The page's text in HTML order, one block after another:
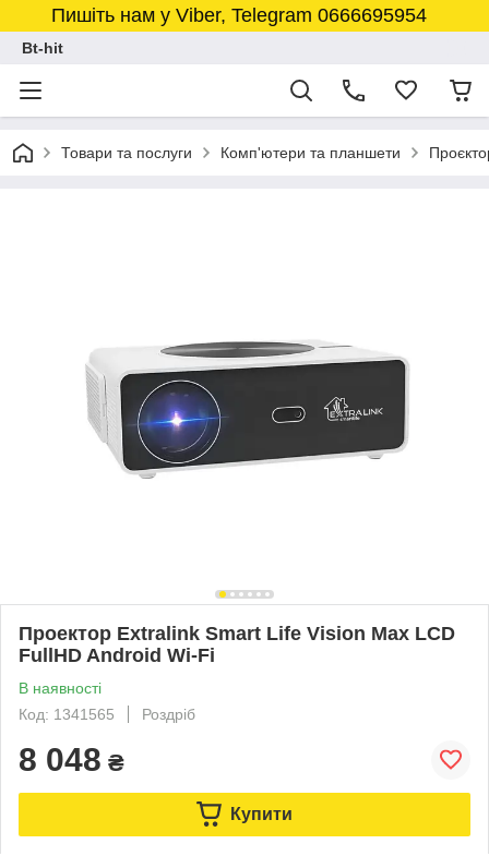
Пишіть нам у Viber, Telegram 0666695954
Bt-hit
Товари та послуги Комп'ютери та планшети
Проектор Extralink Smart Life Vision Max LCD
FullHD Android Wi-Fi
В наявності
Код: 1341565
Роздріб
8 048 ₴
Купити